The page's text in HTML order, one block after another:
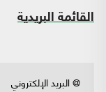
القائمة البريدية